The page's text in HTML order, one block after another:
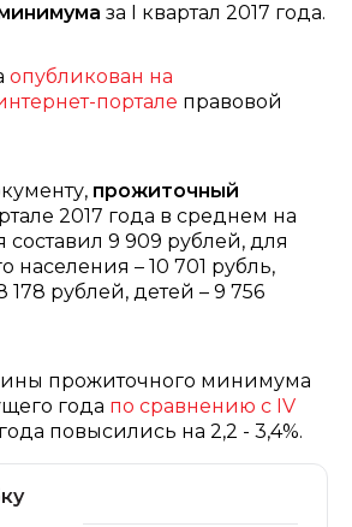
за I квартал 2017 года.
опубликован на
портале правовой
прожиточный
2017 года в среднем на
9 909 рублей, для
населения – 10 701 рубль,
178 рублей, детей – 9 756
прожиточного минимума
года по сравнению с IV
повысились на 2,2 - 3,4%.